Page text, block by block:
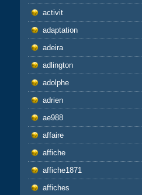
activit
adaptation
adeira
adlington
adolphe
adrien
ae988
affaire
affiche
affiche1871
affiches